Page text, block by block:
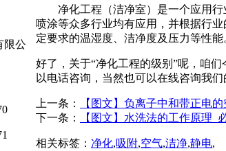
限公
净化工程（洁净室）是一个应用
喷涂等众多行业均有应用，并根据行
定要求的温湿度、洁净度及压力等性
好了，关于“净化工程的级别”呢，咱
以电话咨询，当然也可以在线咨询我们
上一条：
【图文】负离子中和带正电
下一条：
【图文】水洗法的工作原理_
相关标签： 净化,吸附,空气,洁净,静电,